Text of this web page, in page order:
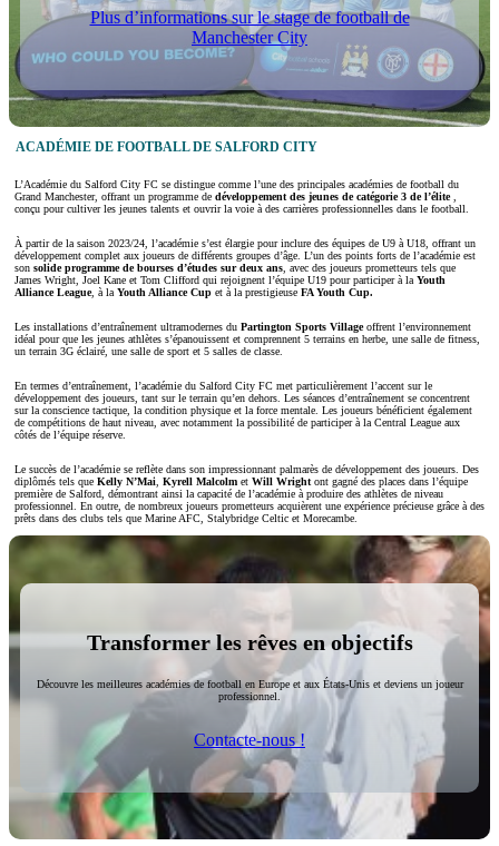
Plus d’informations sur le stage de football de
Manchester City
ACADÉMIE DE FOOTBALL DE SALFORD CITY
L’Académie du Salford City FC se distingue comme l’une des principales académies de football du
Grand Manchester, offrant un programme de développement des jeunes de catégorie 3 de l’élite,
conçu pour cultiver les jeunes talents et ouvrir la voie à des carrières professionnelles dans le football.
À partir de la saison 2023/24, l’académie s’est élargie pour inclure des équipes de U9 à U18, offrant un
développement complet aux joueurs de différents groupes d’âge. L’un des points forts de l’académie est
son solide programme de bourses d’études sur deux ans, avec des joueurs prometteurs tels que
James Wright, Joel Kane et Tom Clifford qui rejoignent l’équipe U19 pour participer à laYouth
Alliance League, à laYouth Alliance Cup et à la prestigieuse FA Youth Cup.
Les installations d’entraînement ultramodernes du Partington Sports Villageoffrent l’environnement
idéal pour que les jeunes athlètes s’épanouissent et comprennent 5 terrains en herbe, une salle de fitness,
un terrain 3G éclairé, une salle de sport et 5 salles de classe.
En termes d’entraînement, l’académie du Salford City FC met particulièrement l’accent sur le
développement des joueurs, tant sur le terrain qu’en dehors. Les séances d’entraînement se concentrent
sur la conscience tactique, la condition physique et la force mentale. Les joueurs bénéficient également
de compétitions de haut niveau, avec notamment la possibilité de participer à la Central League aux
côtés de l’équipe réserve.
Le succès de l’académie se reflète dans son impressionnant palmarès de développement des joueurs. Des
diplômés tels que Kelly N’Mai, Kyrell Malcolm et Will Wrightont gagné des places dans l’équipe
première de Salford, démontrant ainsi la capacité de l’académie à produire des athlètes de niveau
professionnel. En outre, de nombreux joueurs prometteurs acquièrent une expérience précieuse grâce à des
prêts dans des clubs tels que Marine AFC, Stalybridge Celtic et Morecambe.
Transformer les rêves en objectifs
Découvre les meilleures académies de football en Europe et aux États-Unis et deviens un joueur
professionnel.
Contacte-nous !